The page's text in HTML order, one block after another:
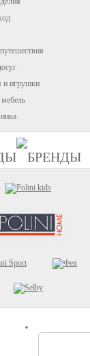
и игрушки
БРЕНДЫ